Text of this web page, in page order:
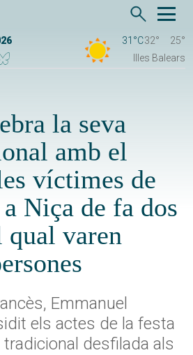
31°C32°
25°
Illes Balears
la seva
amb el
víctimes de
Niça de fa dos
qual varen
Emmanuel
els actes de la festa
desfilada als